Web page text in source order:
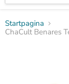
Startpagina
ChaCult Benares